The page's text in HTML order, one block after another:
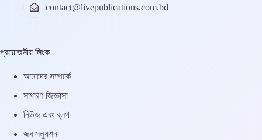
contact@livepublications.com.bd
প্রয়োজনীয় লিংক
আমাদের সম্পর্কে
সাধারণ জিজ্ঞাসা
নিউজ এবং ব্লগ
জব সল্যুশন